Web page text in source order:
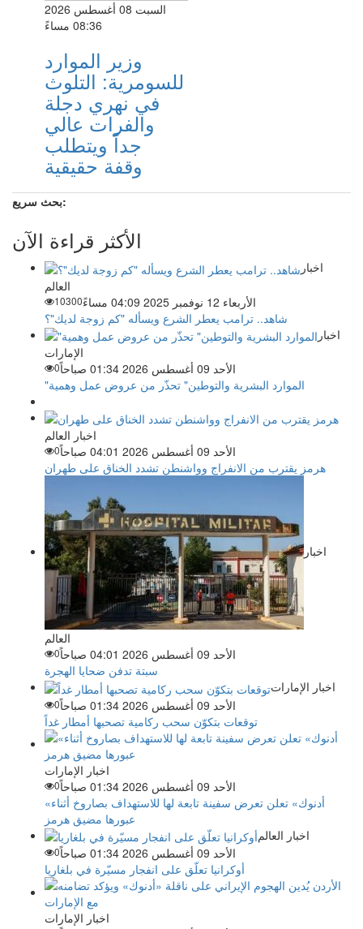
السبت 08 أغسطس 2026
08:36 مساءً
وزير الموارد
للسومرية: التلوث
في نهري دجلة
والفرات عالي
جداً ويتطلب
وقفة حقيقية
بحث سريع:
الأكثر قراءة الآن
اخبار
العالم
الأربعاء 12 نوفمبر 2025 04:09 مساءً
10300
شاهد.. ترامب يعطر الشرع ويسأله "كم زوجة لديك"؟
اخبار
الإمارات
الأحد 09 أغسطس 2026 01:34 صباحاً
0
"الموارد البشرية والتوطين" تحذّر من عروض عمل وهمية
اخبار العالم
الأحد 09 أغسطس 2026 04:01 صباحاً
0
هرمز يقترب من الانفراج وواشنطن تشدد الخناق على طهران
اخبار
العالم
الأحد 09 أغسطس 2026 04:01 صباحاً
0
سبتة تدفن ضحايا الهجرة
اخبار الإمارات
الأحد 09 أغسطس 2026 01:34 صباحاً
0
توقعات بتكوّن سحب ركامية تصحبها أمطار غداً
اخبار الإمارات
الأحد 09 أغسطس 2026 01:34 صباحاً
0
«أدنوك» تعلن تعرض سفينة تابعة لها للاستهداف بصاروخ أثناء
عبورها مضيق هرمز
اخبار العالم
الأحد 09 أغسطس 2026 01:34 صباحاً
0
أوكرانيا تعلّق على انفجار مسيّرة في بلغاريا
اخبار الإمارات